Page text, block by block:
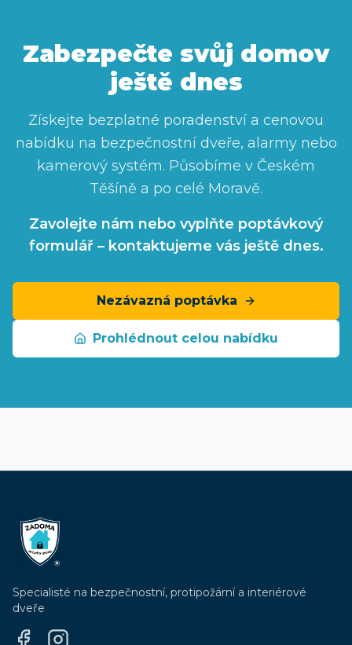
Zabezpečte svůj domov
ještě dnes
Získejte bezplatné poradenství a cenovou
nabídku na bezpečnostní dveře, alarmy nebo
kamerový systém. Působíme v Českém
Těšíně a po celé Moravě.
Zavolejte nám nebo vyplňte poptávkový
formulář – kontaktujeme vás ještě dnes.
Nezávazná poptávka
Prohlédnout celou nabídku
Specialisté na bezpečnostní, protipožární a interiérové
dveře